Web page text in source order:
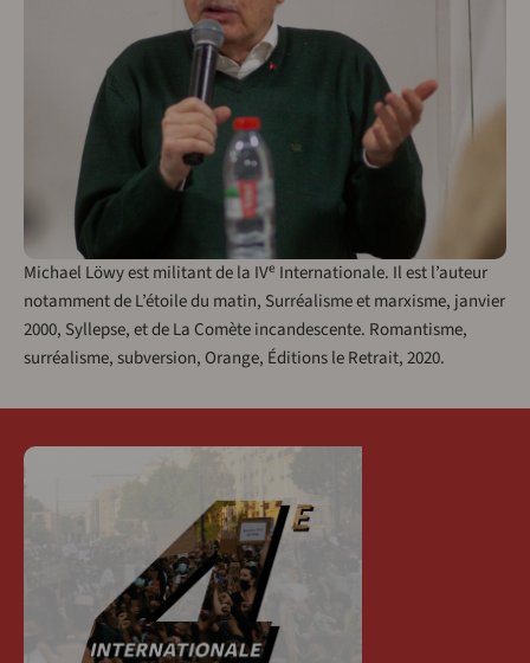
Michael Löwy est militant de la IVe Internationale. Il est l’auteur
notamment de L’étoile du matin, Surréalisme et marxisme, janvier
2000, Syllepse, et de La Comète incandescente. Romantisme,
surréalisme, subversion, Orange, Éditions le Retrait, 2020.